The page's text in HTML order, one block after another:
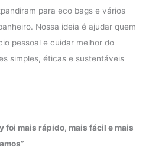
para eco bags e vários
Nossa ideia é ajudar quem
pessoal e cuidar melhor do
simples, éticas e sustentáveis
foi mais rápido, mais fácil e mais